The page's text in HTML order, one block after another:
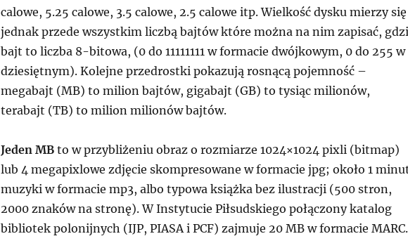
calowe, 5.25 calowe, 3.5 calowe, 2.5 calowe itp. Wielkość dysku mierzy się
jednak przede wszystkim liczbą bajtów które można na nim zapisać,
bajt to liczba 8-bitowa, (0 do 11111111 w formacie dwójkowym, 0 do 255 w
dziesiętnym). Kolejne przedrostki pokazują rosnącą pojemność –
megabajt (MB) to milion bajtów, gigabajt (GB) to tysiąc milionów,
terabajt (TB) to milion milionów bajtów.
Jeden MBto w przybliżeniu obraz o rozmiarze 1024×1024 pixli (bitmap)
lub 4 megapixlowe zdjęcie skompresowane w formacie jpg; około 1
muzyki w formacie mp3, albo typowa książka bez ilustracji (500 stron,
2000 znaków na stronę). W Instytucie Piłsudskiego połączony katalog
bibliotek polonijnych (IJP, PIASA i PCF) zajmuje 20 MB w formacie MARC.